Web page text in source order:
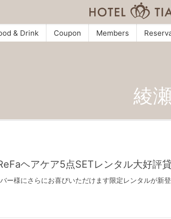
& Drink Coupon Members
綾瀬
ヘアケア5点SETレンタル大好評
様にさらにお喜びいただけます限定レンタルが新